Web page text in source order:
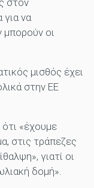
στον
για να
μπορούν οι
μισθός έχει
στην ΕΕ
«έχουμε
στις τράπεζες
γιατί οι
δομή».